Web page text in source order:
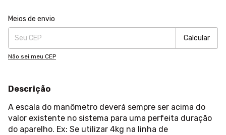
Entregas para o CEP:
Meios de envio
Calcular
Não sei meu CEP
Descrição
A escala do manômetro deverá sempre ser acima do
valor existente no sistema para uma perfeita duração
do aparelho. Ex: Se utilizar 4kg na linha de